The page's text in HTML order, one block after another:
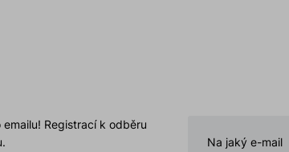
Registrací k odběru